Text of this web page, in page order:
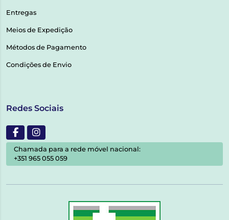
Entregas
Meios de Expedição
Métodos de Pagamento
Condições de Envio
Redes Sociais
Chamada para a rede móvel nacional:
+351 965 055 059